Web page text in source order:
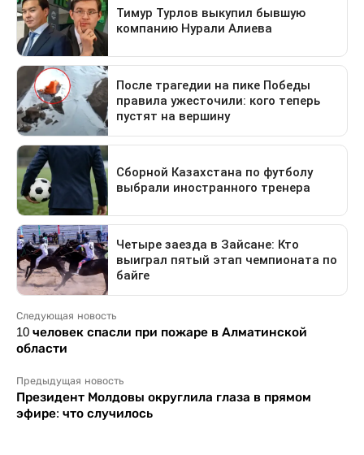
Следующая новость
10 человек спасли при пожаре в Алматинской
области
Предыдущая новость
Президент Молдовы округлила глаза в прямом
эфире: что случилось